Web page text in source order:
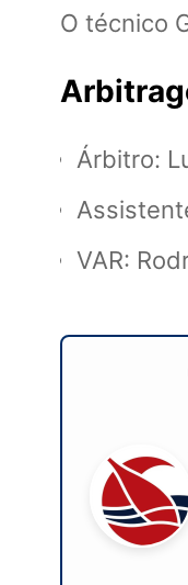
O técnico
Árbitro:
VAR: